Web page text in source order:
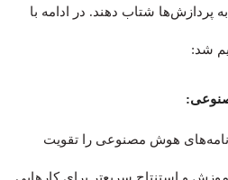
به پردازش‌ها شتاب دهند. در ادامه با
شد:
هوش مصنوعی را تقویت
و استنتاج سریع‌تر برای کارهایی